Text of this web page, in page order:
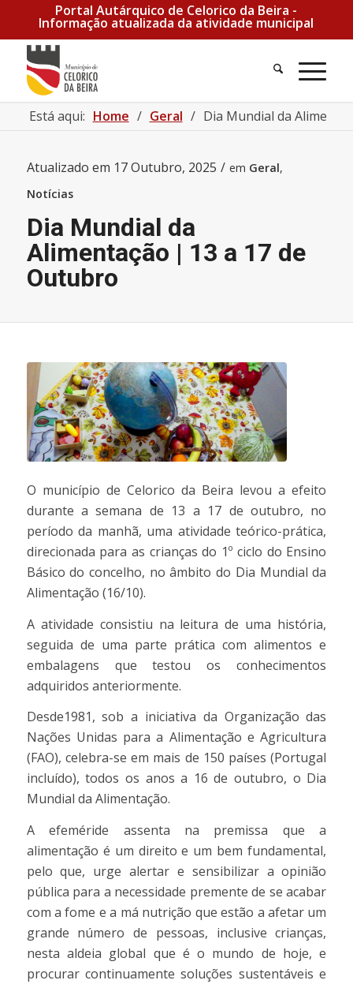
Portal Autárquico de Celorico da Beira -
Informação atualizada da atividade municipal
Pesquisa
Está aqui: Home / Geral / Dia Mundial da
Atualizado em 17 Outubro, 2025 / em Geral,
Notícias
Dia Mundial da
Alimentação | 13 a 17 de
Outubro
O município de Celorico da Beira levou a efeito
durante a semana de 13 a 17 de outubro, no
período da manhã, uma atividade teórico-prática,
direcionada para as crianças do 1º ciclo do Ensino
Básico do concelho, no âmbito do Dia Mundial da
Alimentação (16/10).
A atividade consistiu na leitura de uma história,
seguida de uma parte prática com alimentos e
embalagens que testou os conhecimentos
adquiridos anteriormente.
Desde1981, sob a iniciativa da Organização das
Nações Unidas para a Alimentação e Agricultura
(FAO), celebra-se em mais de 150 países (Portugal
incluído), todos os anos a 16 de outubro, o Dia
Mundial da Alimentação.
A efeméride assenta na premissa que a
alimentação é um direito e um bem fundamental,
pelo que, urge alertar e sensibilizar a opinião
pública para a necessidade premente de se acabar
com a fome e a má nutrição que estão a afetar um
grande número de pessoas, inclusive crianças,
nesta aldeia global que é o mundo de hoje, e
procurar continuamente soluções sustentáveis e